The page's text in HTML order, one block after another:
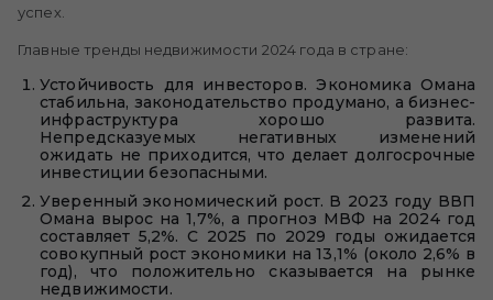
успех.
Главные тренды недвижимости 2024 года в стране:
Устойчивость для инвесторов. Экономика Омана
стабильна, законодательство продумано, а бизнес-
инфраструктура хорошо развита.
Непредсказуемых негативных изменений
ожидать не приходится, что делает долгосрочные
инвестиции безопасными.
Уверенный экономический рост. В 2023 году ВВП
Омана вырос на 1,7%, а прогноз МВФ на 2024 год
составляет 5,2%. С 2025 по 2029 годы ожидается
совокупный рост экономики на 13,1% (около 2,6% в
год), что положительно сказывается на рынке
недвижимости.